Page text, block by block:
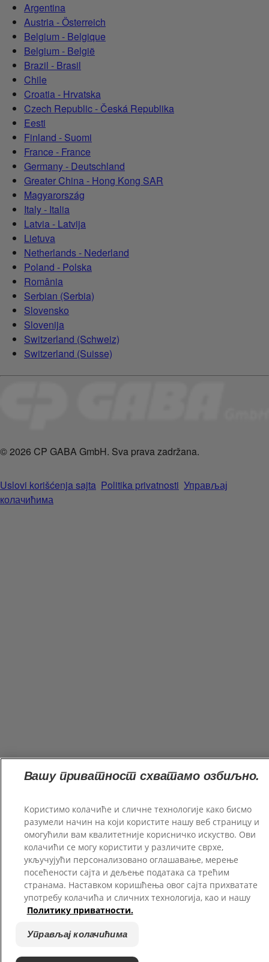
Argentina
Austria - Österreich
Belgium - Belgique
Belgium - België
Brazil - Brasil
Chile
Croatia - Hrvatska
Czech Republic - Česká Republika
Eesti
Finland - Suomi
France - France
Germany - Deutschland
Greater China - Hong Kong SAR
Magyarország
Italy - Italia
Latvia - Latvija
Lietuva
Netherlands - Nederland
Poland - Polska
România
Serbian (Serbia)
Slovensko
Slovenija
Switzerland (Schweiz)
Switzerland (Suisse)
© 2026 CP GABA GmbH. Sva prava zadržana.
Uslovi korišćenja sajta Politika privatnosti Управљај
колачићима
Вашу приватност схватамо озбиљно.
Користимо колачиће и сличне технологије како бисмо
разумели начин на који користите нашу веб страницу и
омогућили вам квалитетније корисничко искуство. Ови
колачићи се могу користити у различите сврхе,
укључујући персонализовано оглашавање, мерење
посећености сајта и дељење података са трећим
странама. Наставком коришћења овог сајта прихватате
употребу колачића и сличних технологија, као и нашу
Политику приватности.
Управљај колачићима